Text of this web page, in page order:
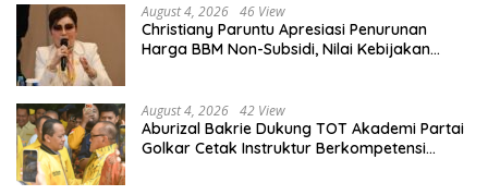
August 4, 2026 46 View
Christiany Paruntu Apresiasi Penurunan
Harga BBM Non-Subsidi, Nilai Kebijakan
August 4, 2026 42 View
Aburizal Bakrie Dukung TOT Akademi Partai
Golkar Cetak Instruktur Berkompetensi